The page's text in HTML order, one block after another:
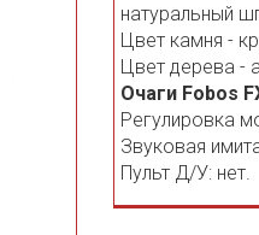
натуральный
Цвет камня -
Цвет дерева -
Очаги Fobos
Регулировка
Звуковая
Пульт Д/У: нет.